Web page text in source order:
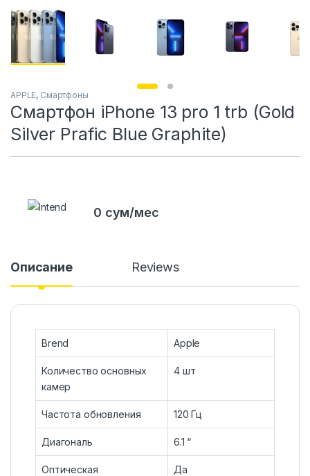
APPLE, Смартфоны
Смартфон iPhone 13 pro 1 trb (Gold
Silver Prafic Blue Graphite)
0 сум/мес
Описание Reviews
Brend Apple
Количество основных
камер
4 шт
Частота обновления 120 Гц
Диагональ 6.1 “
Оптическая
Да